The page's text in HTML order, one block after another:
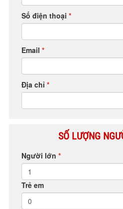
Số điện thoại *
Email *
Địa chỉ *
SỐ LƯỢNG
Người lớn *
Trẻ em